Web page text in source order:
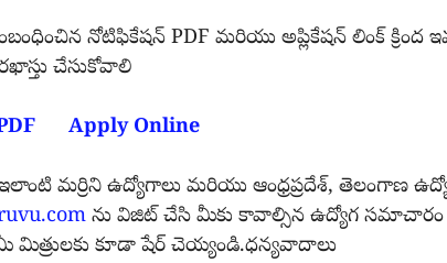
నోటిఫికేషన్ PDF మరియు అప్లికేషన్ లింక్ క్రింద
చేసుకోవాలి
Apply Online
మర్రిని ఉద్యోగాలు మరియు ఆంధ్రప్రదేశ్, తెలంగాణ
ను విజిట్ చేసి మీకు కావాల్సిన ఉద్యోగ
కూడా షేర్ చెయ్యండి.ధన్యవాదాలు